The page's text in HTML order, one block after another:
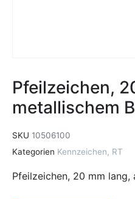
Pfeilzeichen,
metallischem
SKU 10506100
Kategorien Kennzeichen, RT
Pfeilzeichen, 20 mm lang,